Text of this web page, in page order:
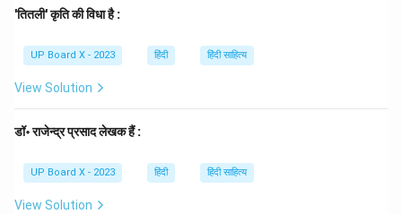
प्रसिद्ध रचनाएँ 'जगद्विनोद' और 'गंगालहरी' हैं।
'तितली' कृति की विधा है :
UP Board X - 2023 हिंदी हिंदी साहित्य
View Solution
डॉ॰ राजेन्द्र प्रसाद लेखक हैं :
UP Board X - 2023 हिंदी हिंदी साहित्य
View Solution